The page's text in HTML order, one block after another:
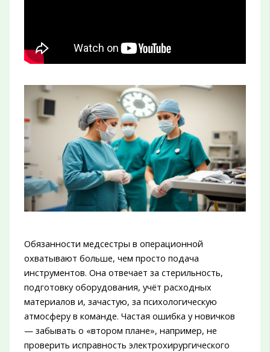
Обязанности медсестры в операционной
охватывают больше, чем просто подача
инструментов. Она отвечает за стерильность,
подготовку оборудования, учёт расходных
материалов и, зачастую, за психологическую
атмосферу в команде. Частая ошибка у новичков
— забывать о «втором плане», например, не
проверить исправность электрохирургического